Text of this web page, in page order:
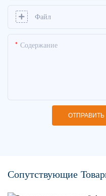
Файл
Содержание
Сопутствующие